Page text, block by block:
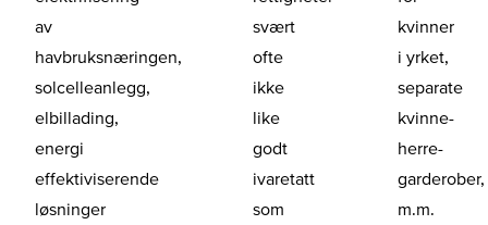
av
havbruksnæringen,
solcelleanlegg,
elbillading,
energi
effektiviserende
løsninger
svært
ofte
ikke
like
godt
ivaretatt
som
kvinner
i yrket,
separate
kvinne-
herre-
garderober,
m.m.